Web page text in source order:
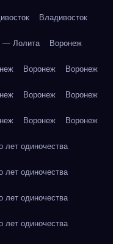
Владивосток
— Лолита Воронеж
Воронеж Воронеж
Воронеж Воронеж
Воронеж Воронеж
лет одиночества
лет одиночества
лет одиночества
лет одиночества